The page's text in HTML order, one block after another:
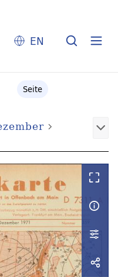
EN
Seite